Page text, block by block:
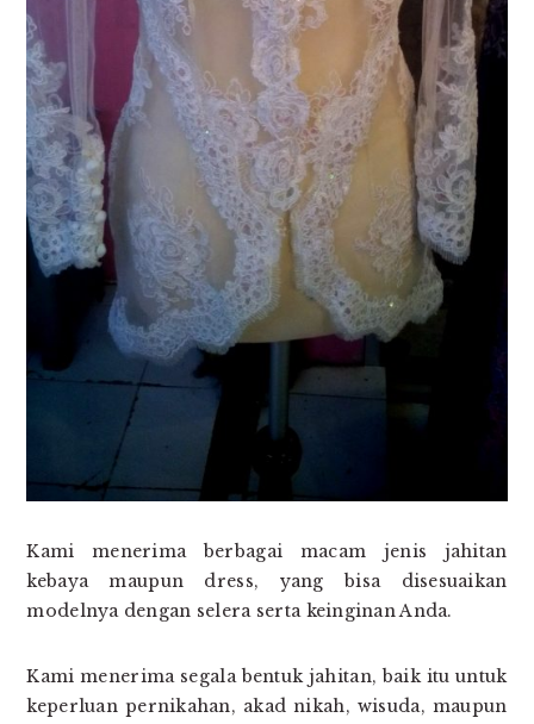
Kami menerima berbagai macam jenis jahitan
kebaya maupun dress, yang bisa disesuaikan
modelnya dengan selera serta keinginan Anda.
Kami menerima segala bentuk jahitan, baik itu untuk
keperluan pernikahan, akad nikah, wisuda, maupun